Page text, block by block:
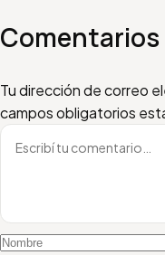
Tu dirección de correo
campos obligatorios
Escribí tu comentario
Nombre
Email